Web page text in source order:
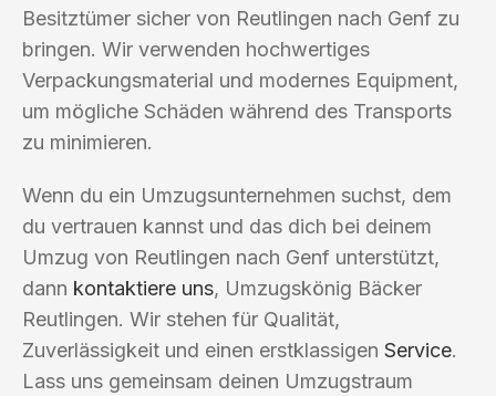
Besitztümer sicher von Reutlingen nach Genf zu
bringen. Wir verwenden hochwertiges
Verpackungsmaterial und modernes Equipment,
um mögliche Schäden während des Transports
zu minimieren.
Wenn du ein Umzugsunternehmen suchst, dem
du vertrauen kannst und das dich bei deinem
Umzug von Reutlingen nach Genf unterstützt,
dann kontaktiere uns, Umzugskönig Bäcker
Reutlingen. Wir stehen für Qualität,
Zuverlässigkeit und einen erstklassigen Service.
Lass uns gemeinsam deinen Umzugstraum